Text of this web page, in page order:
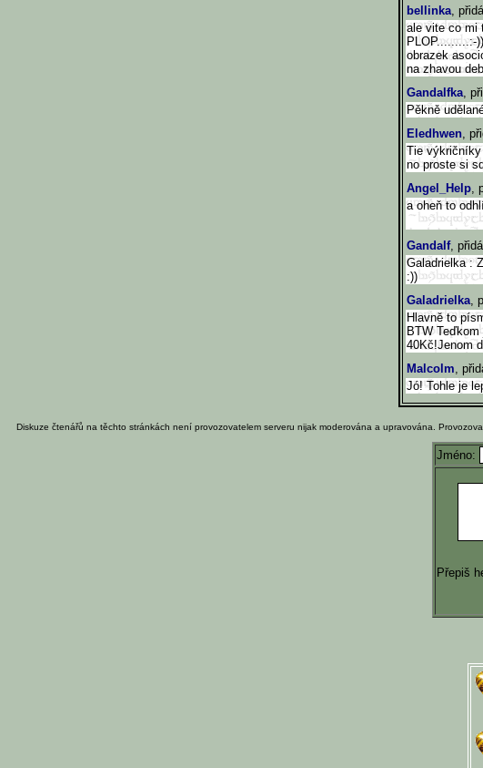
bellinka,
ale vite co mi
PLOP.........:-
obrazek
na zhavou
Gandalfka,
Pěkně
Eledhwen,
Tie
no proste si
Angel_Help,
a oheň to
Gandalf,
Galadrielka :
:))
Galadrielka,
Hlavně to
BTW
40Kč!Jenom
Malcolm,
Jó! Tohle je
Diskuze čtenářů na těchto stránkách není provozovatelem serveru nijak moderována a upravována.
Jméno:
Přepiš